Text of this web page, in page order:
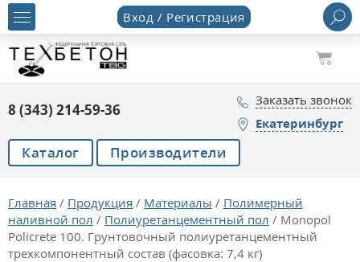
Вход / Регистрация
8 (343) 214-59-36
Заказать звонок
Екатеринбург
Каталог Производители
Главная / Продукция / Материалы / Полимерный
наливной пол / Полиуретанцементный пол / Monopol
Policrete 100. Грунтовочный полиуретанцементный
трехкомпонентный состав (фасовка: 7,4 кг)